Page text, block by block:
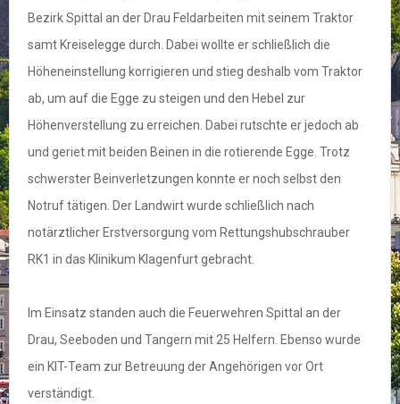
Bezirk Spittal an der Drau Feldarbeiten mit seinem Traktor
samt Kreiselegge durch. Dabei wollte er schließlich die
Höheneinstellung korrigieren und stieg deshalb vom Traktor
ab, um auf die Egge zu steigen und den Hebel zur
Höhenverstellung zu erreichen. Dabei rutschte er jedoch ab
und geriet mit beiden Beinen in die rotierende Egge. Trotz
schwerster Beinverletzungen konnte er noch selbst den
Notruf tätigen. Der Landwirt wurde schließlich nach
notärztlicher Erstversorgung vom Rettungshubschrauber
RK1 in das Klinikum Klagenfurt gebracht.
Im Einsatz standen auch die Feuerwehren Spittal an der
Drau, Seeboden und Tangern mit 25 Helfern. Ebenso wurde
ein KIT-Team zur Betreuung der Angehörigen vor Ort
verständigt.